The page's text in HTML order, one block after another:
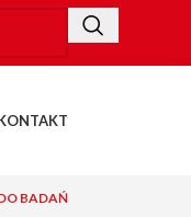
BADAŃ